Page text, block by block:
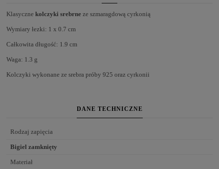
Klasyczne kolczyki srebrne ze szmaragdową cyrkonią
Wymiary łezki: 1 x 0.7 cm
Całkowita długość: 1.9 cm
Waga: 1.3 g
Kolczyki wykonane ze srebra próby 925 oraz cyrkonii
DANE TECHNICZNE
Rodzaj zapięcia
Bigiel zamknięty
Materiał